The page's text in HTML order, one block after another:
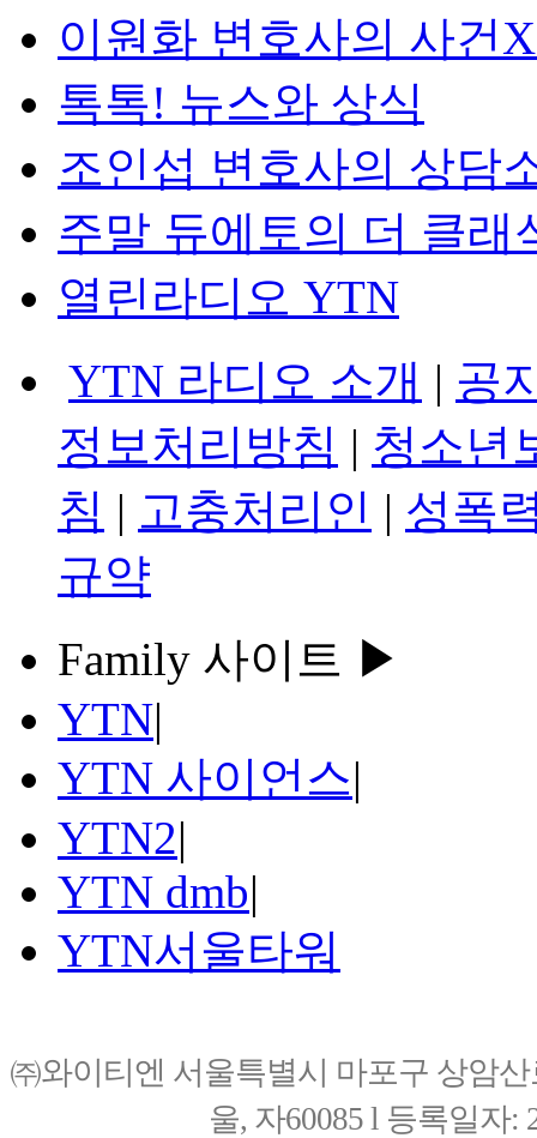
이원화 변호사의 사건
톡톡! 뉴스와 상식
조인섭 변호사의 상담
주말 듀에토의 더 클래
열린라디오 YTN
YTN 라디오 소개 | 공
정보처리방침 | 청소년
침 | 고충처리인 | 성폭
규약
Family 사이트 ▶
YTN|
YTN 사이언스|
YTN2|
YTN dmb|
YTN서울타워
㈜와이티엔 서울특별시 마포구 상암
울, 자60085 l 등록일자: